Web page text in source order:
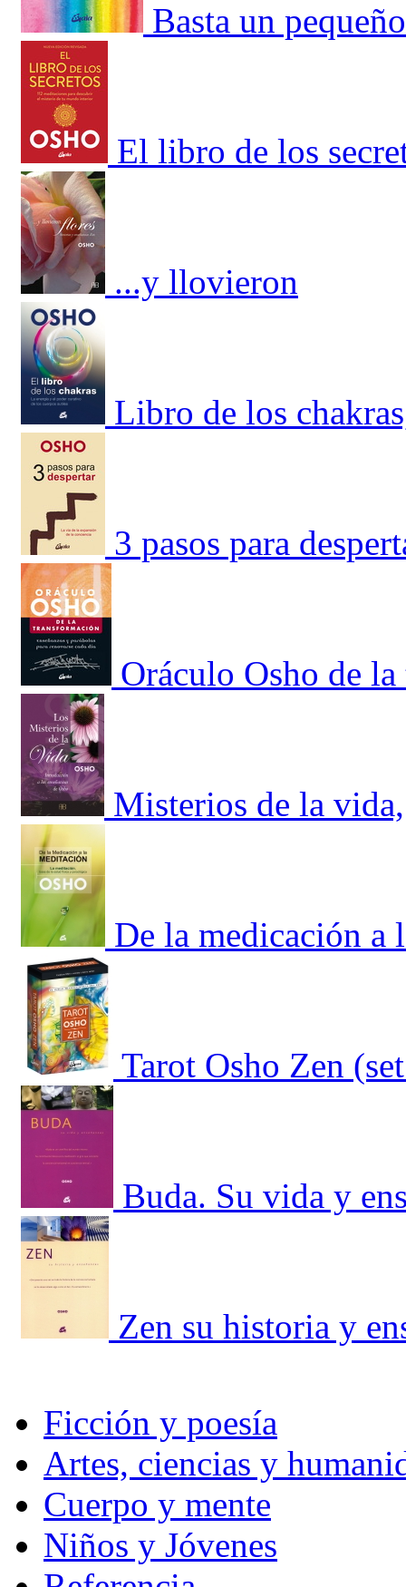
Basta un
El libro de los
...y llovieron
Libro de los
3 pasos para
Oráculo Osho de
Misterios de la vida,
De la medicación a
Tarot Osho Zen
Buda. Su vida y
Zen su historia y
Ficción y poesía
Artes, ciencias y
Cuerpo y mente
Niños y Jóvenes